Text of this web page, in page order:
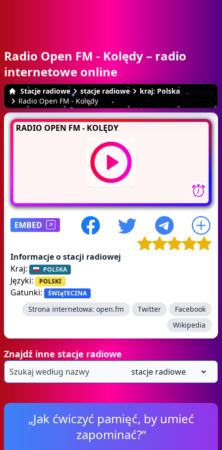
Radio Open FM - Kolędy – radio
internetowe online
Stacje radiowe stacje radiowe
kraj: Polska
Radio Open FM - Kolędy
RADIO OPEN FM - KOLĘDY
EMBED
Informacje o stacji radiowej
Kraj:
POLSKA
Języki: POLSKI
Gatunki: ŚWIąTECZNA
Strona internetowa: open.fm Twitter
Facebook
Wikipedia
Znajdź inne stacje radiowe
„Jak ćwiczyć pamięć, by umieć
zapominać?“